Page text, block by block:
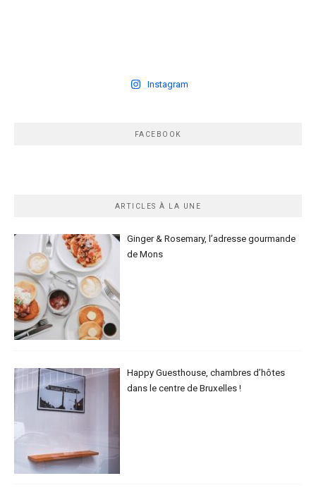
Instagram
FACEBOOK
ARTICLES À LA UNE
Ginger & Rosemary, l’adresse gourmande
de Mons
Happy Guesthouse, chambres d’hôtes
dans le centre de Bruxelles !